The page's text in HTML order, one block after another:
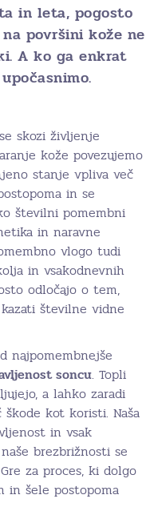
in leta, pogosto
površini kože ne
A ko ga enkrat
skozi življenje
kože povezujemo
stanje vpliva več
in se
številni pomembni
in naravne
vlogo tudi
in vsakodnevnih
odločajo o tem,
številne vidne
najpomembnejše
soncu. Topli
a lahko zaradi
kot koristi. Naša
in vsak
brezbrižnosti se
za proces, ki dolgo
in šele postopoma